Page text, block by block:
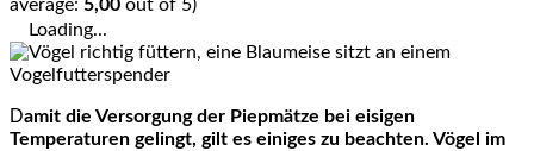
average: 5,00 out of 5)
Loading...
Damit die Versorgung der Piepmätze bei eisigen
Temperaturen gelingt, gilt es einiges zu beachten. Vögel im